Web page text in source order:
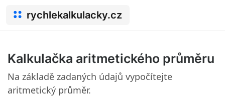
rychlekalkulacky.cz
Kalkulačka aritmetického průměru
Na základě zadaných údajů vypočítejte
aritmetický průměr.